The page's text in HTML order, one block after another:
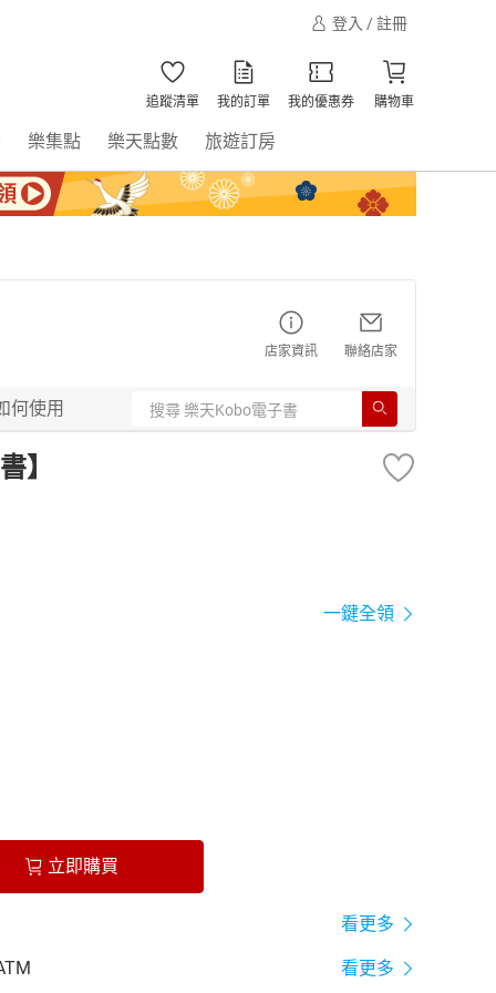
登入 / 註冊
追蹤清單 我的訂單 我的優惠券 購物車
樂集點 樂天點數 旅遊訂房
店家資訊 聯絡店家
何使用
】
一鍵全領
立即購買
看更多
看更多